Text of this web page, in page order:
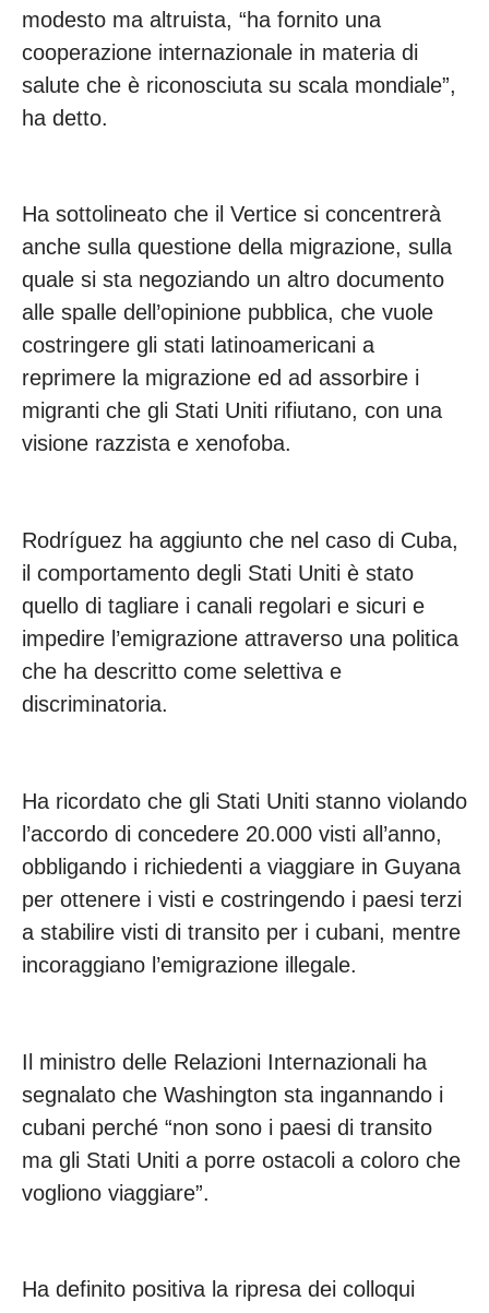
modesto ma altruista, “ha fornito una
cooperazione internazionale in materia di
salute che è riconosciuta su scala mondiale”,
ha detto.
Ha sottolineato che il Vertice si concentrerà
anche sulla questione della migrazione, sulla
quale si sta negoziando un altro documento
alle spalle dell’opinione pubblica, che vuole
costringere gli stati latinoamericani a
reprimere la migrazione ed ad assorbire i
migranti che gli Stati Uniti rifiutano, con una
visione razzista e xenofoba.
Rodríguez ha aggiunto che nel caso di Cuba,
il comportamento degli Stati Uniti è stato
quello di tagliare i canali regolari e sicuri e
impedire l’emigrazione attraverso una politica
che ha descritto come selettiva e
discriminatoria.
Ha ricordato che gli Stati Uniti stanno violando
l’accordo di concedere 20.000 visti all’anno,
obbligando i richiedenti a viaggiare in Guyana
per ottenere i visti e costringendo i paesi terzi
a stabilire visti di transito per i cubani, mentre
incoraggiano l’emigrazione illegale.
Il ministro delle Relazioni Internazionali ha
segnalato che Washington sta ingannando i
cubani perché “non sono i paesi di transito
ma gli Stati Uniti a porre ostacoli a coloro che
vogliono viaggiare”.
Ha definito positiva la ripresa dei colloqui